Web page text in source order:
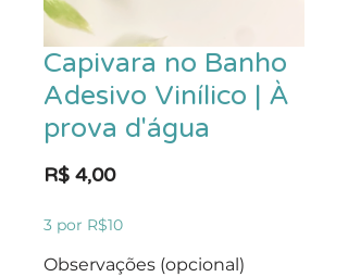
Capivara no Banho
Adesivo Vinílico | À
prova d'água
R$ 4,00Preço
3 por R$10
Observações (opcional)